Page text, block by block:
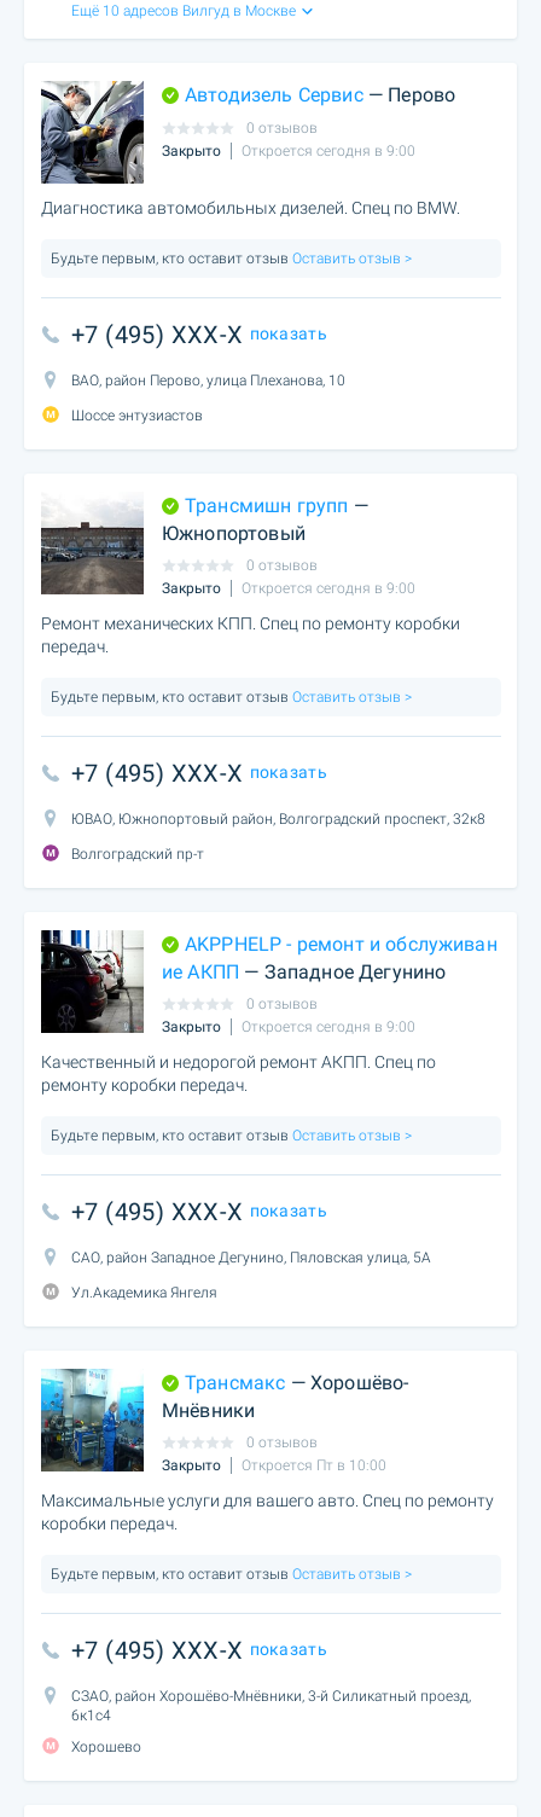
Ещё 10 адресов Вилгуд в Москве
Автодизель Сервис— Перово
0 отзывов
Закрыто
Откроется сегодня в 9:00
Диагностика автомобильных дизелей. Спец по BMW.
Будьте первым, кто оставит отзыв Оставить отзыв >
+7 (495) XXX-X показать
ВАО, район Перово, улица Плеханова, 10
Шоссе энтузиастов
Трансмишн групп —
Южнопортовый
0 отзывов
Закрыто
Откроется сегодня в 9:00
Ремонт механических КПП. Спец по ремонту коробки
передач.
Будьте первым, кто оставит отзыв Оставить отзыв >
+7 (495) XXX-X показать
ЮВАО, Южнопортовый район, Волгоградский проспект, 32к8
Волгоградский пр-т
AKPPHELP - ремонт и обслуживан
ие АКПП — Западное Дегунино
0 отзывов
Закрыто
Откроется сегодня в 9:00
Качественный и недорогой ремонт АКПП. Спец по
ремонту коробки передач.
Будьте первым, кто оставит отзыв Оставить отзыв >
+7 (495) XXX-X показать
САО, район Западное Дегунино, Пяловская улица, 5А
Ул.Академика Янгеля
Трансмакс — Хорошёво-
Мнёвники
0 отзывов
Закрыто
Откроется Пт в 10:00
Максимальные услуги для вашего авто. Спец по ремонту
коробки передач.
Будьте первым, кто оставит отзыв Оставить отзыв >
+7 (495) XXX-X показать
СЗАО, район Хорошёво-Мнёвники, 3-й Силикатный проезд,
6к1с4
Хорошево